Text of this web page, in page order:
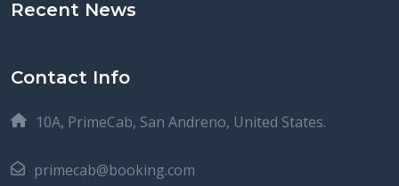
Recent News
Contact Info
10A, PrimeCab, San Andreno, United States.
primecab@booking.com